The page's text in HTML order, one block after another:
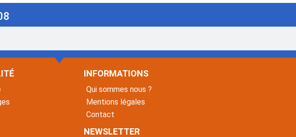
INFORMATIONS
Qui sommes nous ?
Mentions légales
Contact
NEWSLETTER